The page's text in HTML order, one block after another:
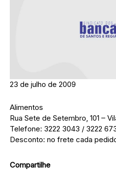
23 de julho de 2009
Alimentos
Rua Sete de Setembro, 101 –
Telefone: 3222 3043 / 3222
Desconto: no frete cada
Compartilhe